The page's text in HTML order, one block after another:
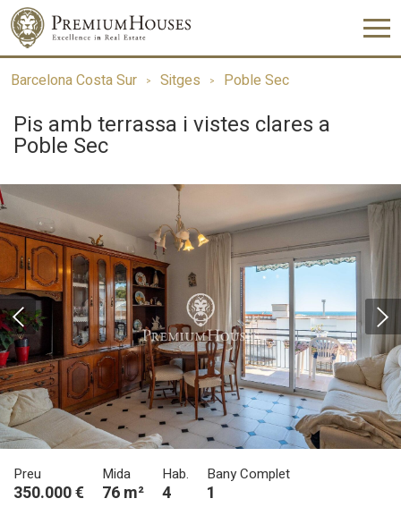
Barcelona Costa Sur Sitges Poble Sec
Pis amb terrassa i vistes clares a
Poble Sec
Preu
350.000 €
Mida
76 m²
Hab.
4
Bany Complet
1